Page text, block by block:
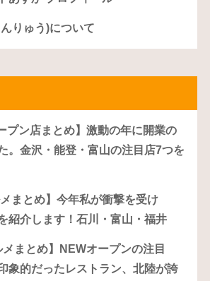
りゅう)について
プン店まとめ】激動の年に開業の
。金沢・能登・富山の注目店7つを
メまとめ】今年私が衝撃を受け
紹介します！石川・富山・福井
メまとめ】NEWオープンの注目
象的だったレストラン、北陸が誇